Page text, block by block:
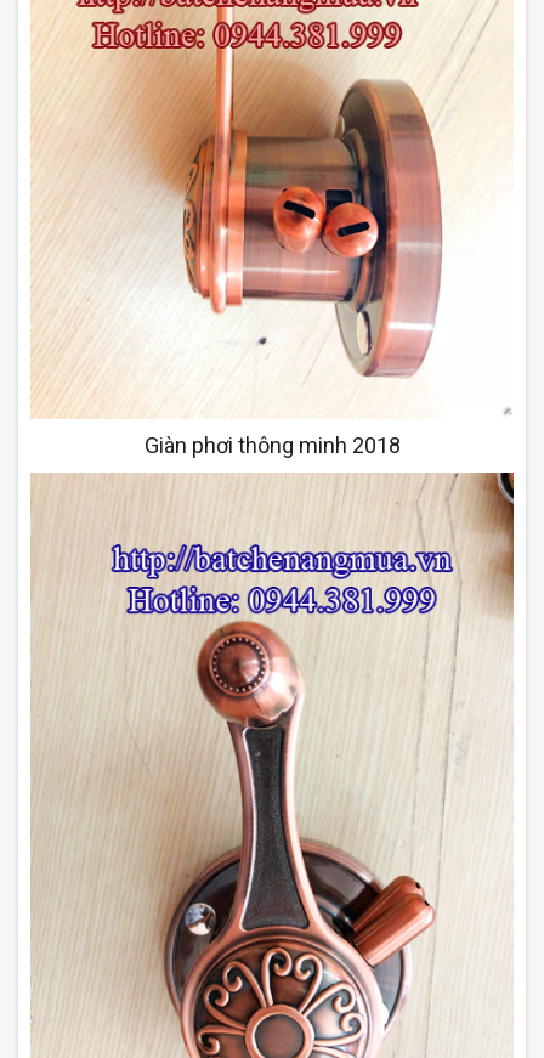
Giàn phơi thông minh 2018